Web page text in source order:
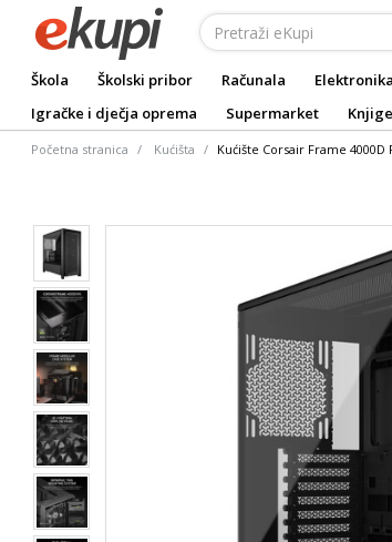
Škola Školski pribor Računala Elektronika
Igračke i dječja oprema
Supermarket
Početna stranica Kućišta Kućište Corsair Frame 4000D